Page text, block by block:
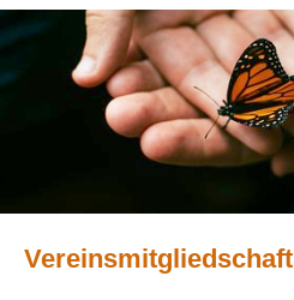
Vereinsmitgliedschaft